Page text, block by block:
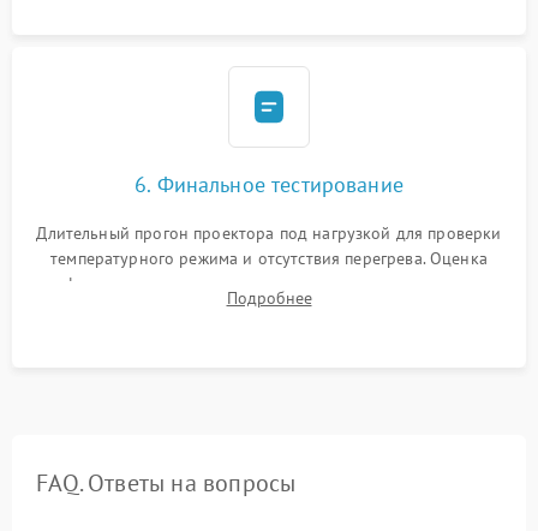
6. Финальное тестирование
Длительный прогон проектора под нагрузкой для проверки
температурного режима и отсутствия перегрева. Оценка
фокуса, контрастности и цветопередачи на тестовых
таблицах. Проверка работы всех видеовходов и кнопок
Подробнее
FAQ. Ответы на вопросы